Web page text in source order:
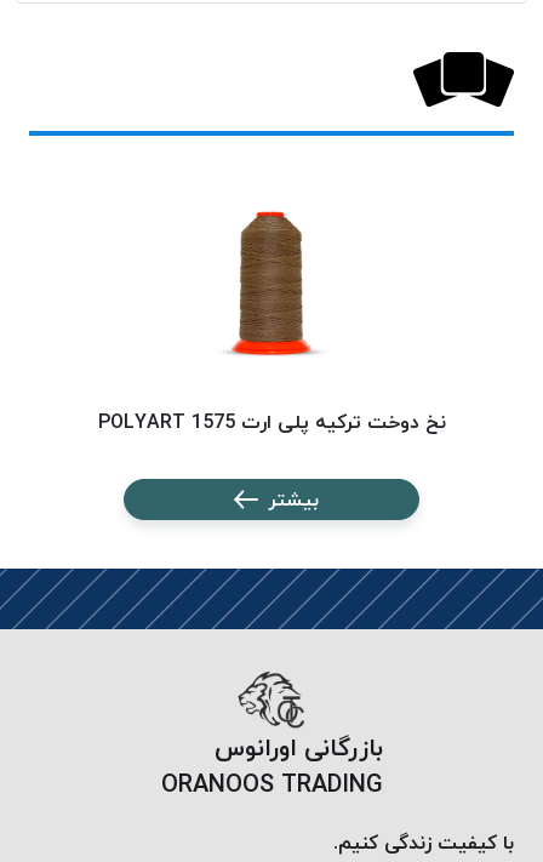
نخ دوخت ترکیه پلی ارت 1575 POLYART
بیشتر
بازرگانی اورانوس
ORANOOS TRADING
با کیفیت زندگی کنیم.